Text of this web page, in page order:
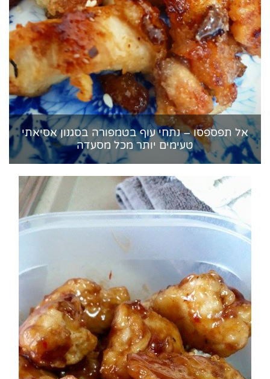
אל תפספסו – נתחי עוף בטמפורה בסגנון אסיאתי
טעימים יותר מכל מסעדה